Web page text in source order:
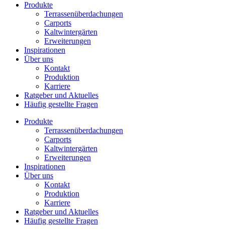
Produkte
Terrassenüberdachungen
Carports
Kaltwintergärten
Erweiterungen
Inspirationen
Über uns
Kontakt
Produktion
Karriere
Ratgeber und Aktuelles
Häufig gestellte Fragen
Produkte
Terrassenüberdachungen
Carports
Kaltwintergärten
Erweiterungen
Inspirationen
Über uns
Kontakt
Produktion
Karriere
Ratgeber und Aktuelles
Häufig gestellte Fragen